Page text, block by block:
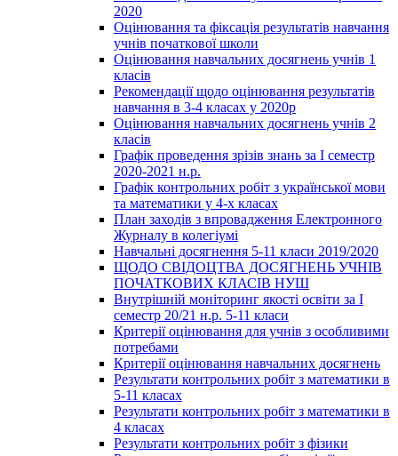
2020
Оцінювання та фіксація результатів навчання
учнів початкової школи
Оцінювання навчальних досягнень учнів 1
класів
Рекомендації щодо оцінювання результатів
навчання в 3-4 класах у 2020р
Оцінювання навчальних досягнень учнів 2
класів
Графік проведення зрізів знань за І семестр
2020-2021 н.р.
Графік контрольних робіт з української мови
та математики у 4-х класах
План заходів з впровадження Електронного
Журналу в колегіумі
Навчальні досягнення 5-11 класи 2019/2020
ЩОДО СВІДОЦТВА ДОСЯГНЕНЬ УЧНІВ
ПОЧАТКОВИХ КЛАСІВ НУШ
Внутрішній моніторинг якості освіти за І
семестр 20/21 н.р. 5-11 класи
Критерії оцінювання для учнів з особливими
потребами
Критерії оцінювання навчальних досягнень
Результати контрольних робіт з математики в
5-11 класах
Результати контрольних робіт з математики в
4 класах
Результати контрольних робіт з фізики